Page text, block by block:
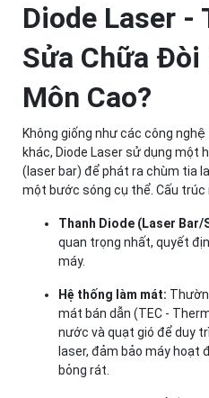
Diode Laser -
Sửa Chữa Đòi
Môn Cao?
Không giống như các công
khác, Diode Laser sử dụng một
(laser bar) để phát ra chùm tia
một bước sóng cụ thể. Cấu trúc
Thanh Diode (Laser Bar/
quan trọng nhất, quyết
máy.
Hệ thống làm mát:
mát bán dẫn (TEC -
nước và quạt gió để duy
laser, đảm bảo máy hoạt
bỏng rát.